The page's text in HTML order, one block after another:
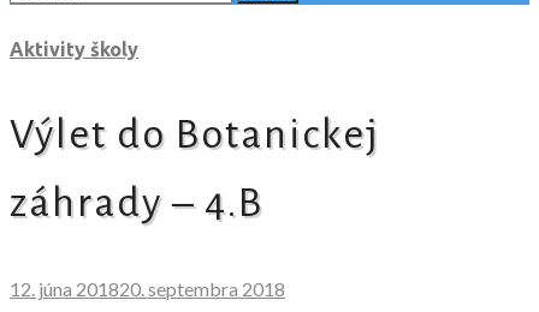
Aktivity školy
Výlet do Botanickej
záhrady – 4.B
12. júna 201820. septembra 2018